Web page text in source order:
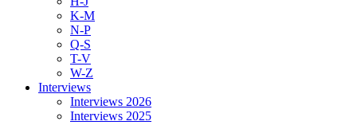
K-M
N-P
Q-S
T-V
W-Z
Interviews
Interviews 2026
Interviews 2025